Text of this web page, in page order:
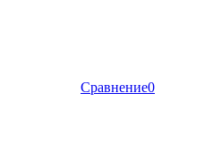
Сравнение0